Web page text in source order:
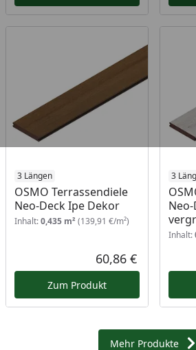
3 Längen
OSMO Terrassendiele
Neo-Deck Ipe Dekor
Inhalt:0,435 m² (139,91 €/m²)
Aktueller
60,86 €
Zum Produkt
3
Inhalt:
Mehr Produkte